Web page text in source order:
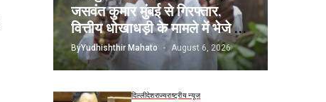
जसवंत कुमार मुंबई से गिरफ्तार,
वित्तीय धोखाधड़ी के मामले में भेजे गए
जेल
ByYudhishthir Mahato August 6, 2026
दिल्लीदेशराज्यराष्ट्रीय न्यूज